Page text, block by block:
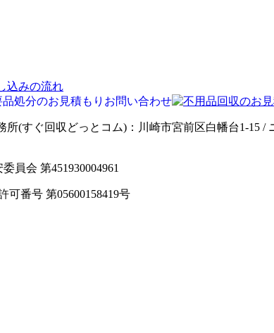
所(すぐ回収どっとコム)：川崎市宮前区白幡台1-15
員会 第451930004961
可番号 第05600158419号